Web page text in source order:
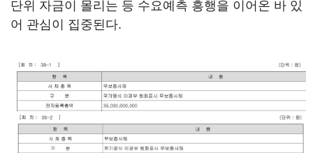
단위 자금이 몰리는 등 수요예측 흥행을 이어온 바 있
어 관심이 집중된다.